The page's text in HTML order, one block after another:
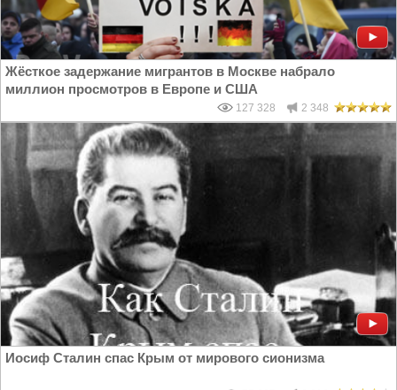
Жёсткое задержание мигрантов в Москве набрало
миллион просмотров в Европе и США
127 328 2 348
Иосиф Сталин спас Крым от мирового сионизма